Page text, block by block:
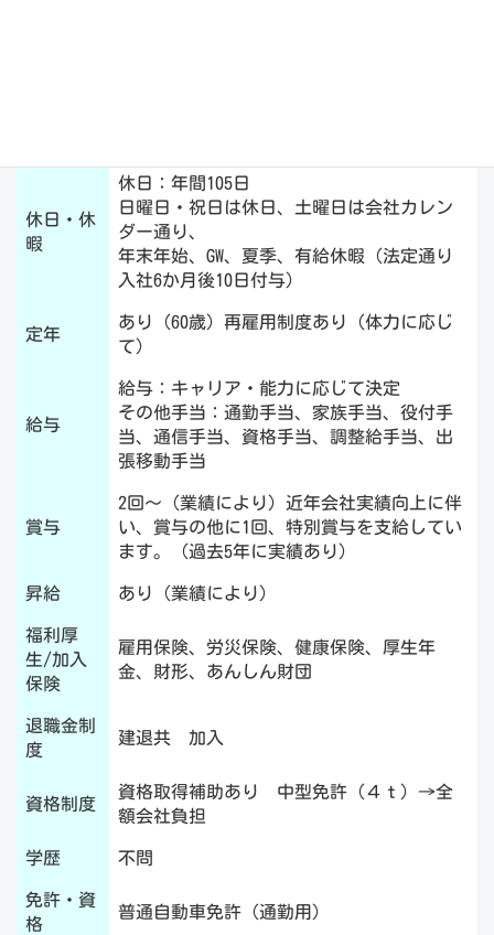
休日・休
暇
休日：年間105日
日曜日・祝日は休日、土曜日は会社カレン
ダー通り、
年末年始、GW、夏季、有給休暇（法定通り
入社6か月後10日付与）
定年
あり（60歳）再雇用制度あり（体力に応じ
て）
給与
給与：キャリア・能力に応じて決定
その他手当：通勤手当、家族手当、役付手
当、通信手当、資格手当、調整給手当、出
張移動手当
賞与
2回～（業績により）近年会社実績向上に伴
い、賞与の他に1回、特別賞与を支給してい
ます。（過去5年に実績あり）
昇給 あり（業績により）
福利厚
生/加入
保険
雇用保険、労災保険、健康保険、厚生年
金、財形、あんしん財団
退職金制
度
建退共 加入
資格制度
資格取得補助あり 中型免許（４ｔ）→全
額会社負担
学歴 不問
免許・資
格
普通自動車免許（通勤用）